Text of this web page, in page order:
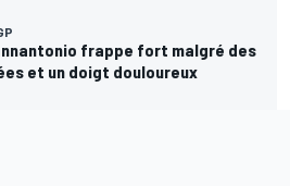
frappe fort malgré des
et un doigt douloureux